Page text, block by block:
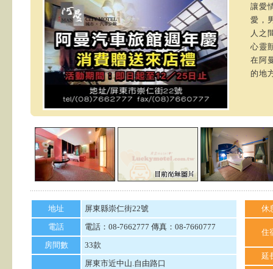
讓愛
愛，
人之
心靈
在阿
的地
地址
屏東縣崇仁街22號
電話
電話：08-7662777 傳真：08-7660777
房間數
33款
屏東市近中山.自由路口
休
住
延